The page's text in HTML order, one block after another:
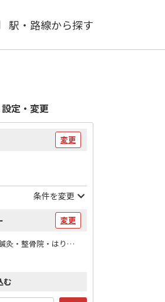
駅・路線から探す
定・変更
変更
条件を変更
変更
病院・歯科・薬局・鍼灸・整骨院・はりマッサージ / 病院
む